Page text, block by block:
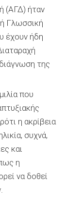
(ΑΓΔ) ήταν
Γλωσσική
έχουν ήδη
της
που
η ακρίβεια
συχνά,
και
η
να δοθεί